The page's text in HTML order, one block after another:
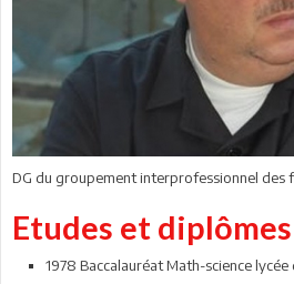
DG du groupement interprofessionnel des
Etudes et diplômes
1978 Baccalauréat Math-science